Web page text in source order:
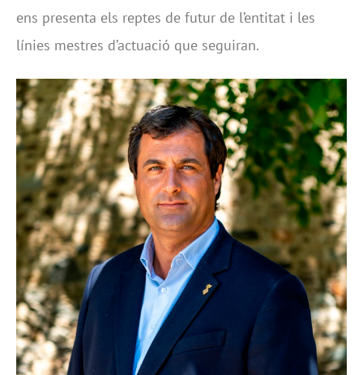
ens presenta els reptes de futur de l’entitat i les
línies mestres d’actuació que seguiran.